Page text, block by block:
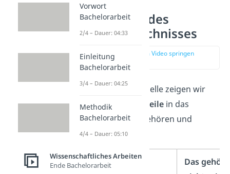
Bestandteile des
Inhaltsverzeichnisses
zur Stelle im Video springen
(00:36)
In der folgenden Tabelle zeigen wir
dir, welche Bestandteilein das
Inhaltsverzeichnis gehören und
welche nicht:
Das gehört rein✓
Das gehört
Vorwort
Bachelorarbeit
2/4 – Dauer: 04:33
Einleitung
Bachelorarbeit
3/4 – Dauer: 04:25
Methodik
Bachelorarbeit
4/4 – Dauer: 05:10
Wissenschaftliches Arbeiten
Ende Bachelorarbeit